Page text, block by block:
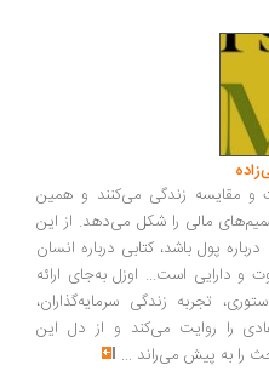
زندگی می‌کنند و همین
مالی را شکل می‌دهد. از این
باشد، کتابی درباره انسان
است... اوزل به‌جای ارائه
زندگی سرمایه‌گذاران،
روایت می‌کند و از دل این
پیش می‌راند ...